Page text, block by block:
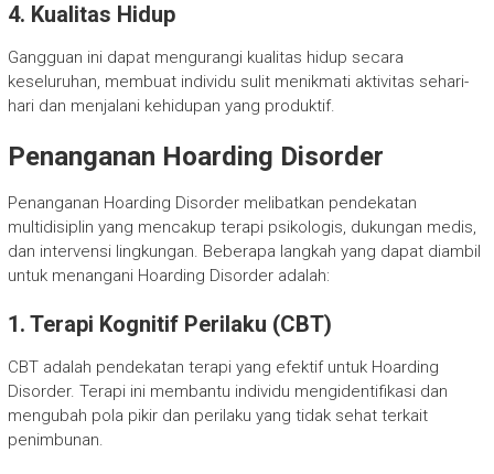
4. Kualitas Hidup
Gangguan ini dapat mengurangi kualitas hidup secara
keseluruhan, membuat individu sulit menikmati aktivitas sehari-
hari dan menjalani kehidupan yang produktif.
Penanganan Hoarding Disorder
Penanganan Hoarding Disorder melibatkan pendekatan
multidisiplin yang mencakup terapi psikologis, dukungan medis,
dan intervensi lingkungan. Beberapa langkah yang dapat diambil
untuk menangani Hoarding Disorder adalah:
1. Terapi Kognitif Perilaku (CBT)
CBT adalah pendekatan terapi yang efektif untuk Hoarding
Disorder. Terapi ini membantu individu mengidentifikasi dan
mengubah pola pikir dan perilaku yang tidak sehat terkait
penimbunan.